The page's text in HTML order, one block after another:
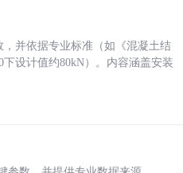
并依据专业标准（如《混凝土结
设计值约80kN）。内容涵盖安装